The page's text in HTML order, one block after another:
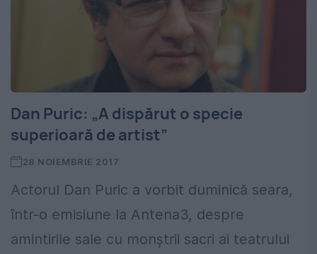
Dan Puric: „A dispărut o specie
superioară de artist”
28 NOIEMBRIE 2017
Actorul Dan Puric a vorbit duminică seara,
într-o emisiune la Antena3, despre
amintirile sale cu monştrii sacri ai teatrului